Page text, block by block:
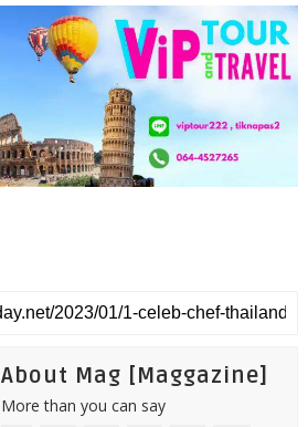
About Mag [Maggazine]
More than you can say